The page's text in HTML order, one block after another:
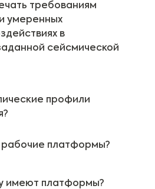
требованиям
умеренных
в
сейсмической
профили
рабочие платформы?
имеют платформы?